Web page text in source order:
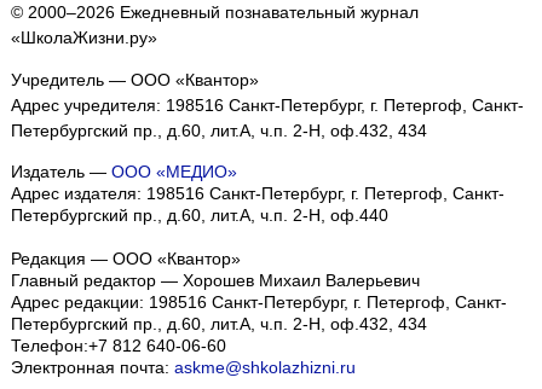
© 2000–2026 Ежедневный познавательный журнал
«ШколаЖизни.ру»
Учредитель — ООО «Квантор»
Адрес учредителя: 198516 Санкт-Петербург, г. Петергоф, Санкт-
Петербургский пр., д.60, лит.А, ч.п. 2-Н, оф.432, 434
Издатель — ООО «МЕДИО»
Адрес издателя: 198516 Санкт-Петербург, г. Петергоф, Санкт-
Петербургский пр., д.60, лит.А, ч.п. 2-Н, оф.440
Редакция — ООО «Квантор»
Главный редактор — Хорошев Михаил Валерьевич
Адрес редакции: 198516 Санкт-Петербург, г. Петергоф Санкт-
Петербургский пр., д.60, лит.А, ч.п. 2-Н, оф.432, 434
Телефон:+7 812 640-06-60
Электронная почта: askme@shkolazhizni.ru